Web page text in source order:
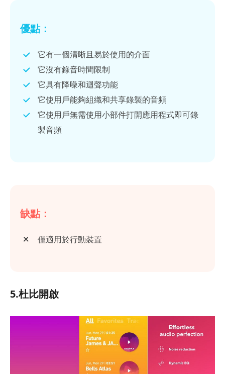
優點：
它有一個清晰且易於使用的介面
它沒有錄音時間限制
它具有降噪和迴聲功能
它使用戶能夠組織和共享錄製的音頻
它使用戶無需使用小部件打開應用程式即可錄
製音頻
缺點：
僅適用於行動裝置
5.杜比開啟